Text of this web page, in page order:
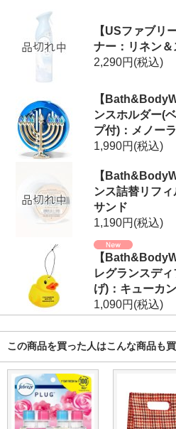
【USファブリ
ナー：リネン＆
2,290円(税込)
【
ンスホルダー(
プ付)：メノー
1,990円(税込)
【
ンス詰替リフ
サンド
1,190円(税込)
【
レグランスデ
げ)：キューカ
1,090円(税込)
この商品を買った人はこんな商品も